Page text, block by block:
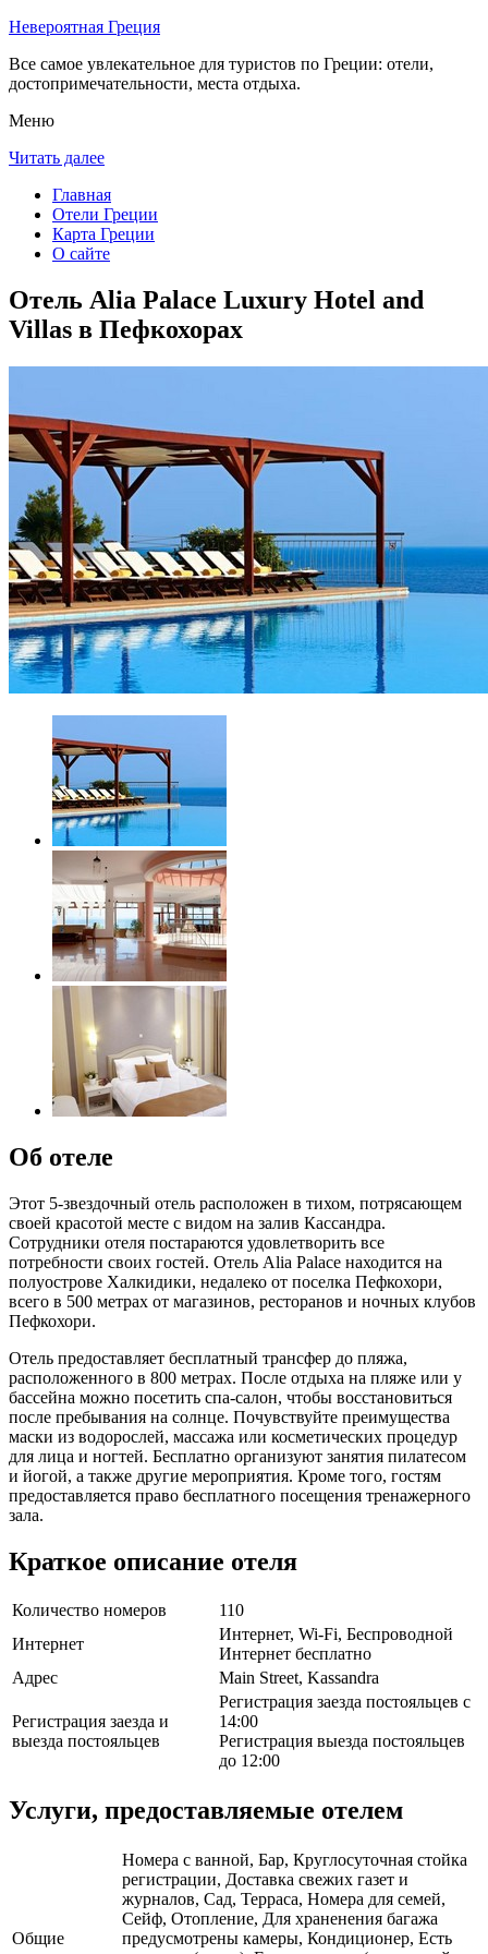
Невероятная Греция
Все самое увлекательное для туристов по Греции: отели,
достопримечательности, места отдыха.
Меню
Читать далее
Главная
Отели Греции
Карта Греции
О сайте
Отель Alia Palace Luxury Hotel and
Villas в Пефкохорах
Об отеле
Этот 5-звездочный отель расположен в тихом, потрясающем
своей красотой месте с видом на залив Кассандра.
Сотрудники отеля постараются удовлетворить все
потребности своих гостей. Отель Alia Palace находится на
полуострове Халкидики, недалеко от поселка Пефкохори,
всего в 500 метрах от магазинов, ресторанов и ночных клубов
Пефкохори.
Отель предоставляет бесплатный трансфер до пляжа,
расположенного в 800 метрах. После отдыха на пляже или у
бассейна можно посетить спа-салон, чтобы восстановиться
после пребывания на солнце. Почувствуйте преимущества
маски из водорослей, массажа или косметических процедур
для лица и ногтей. Бесплатно организуют занятия пилатесом
и йогой, а также другие мероприятия. Кроме того, гостям
предоставляется право бесплатного посещения тренажерного
зала.
Краткое описание отеля
Количество номеров
110
Интернет
Интернет, Wi-Fi, Беспроводной
Интернет бесплатно
Адрес
Main Street, Kassandra
Регистрация заезда и
выезда постояльцев
Регистрация заезда постояльцев с
14:00
Регистрация выезда постояльцев
до 12:00
Услуги, предоставляемые отелем
Общие
Номера с ванной, Бар, Круглосуточная стойка
регистрации, Доставка свежих газет и
журналов, Сад, Терраса, Номера для семей,
Сейф, Отопление, Для храненения багажа
предусмотрены камеры, Кондиционер, Есть